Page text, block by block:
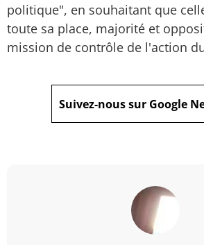
politique", en souhaitant que
toute sa place, majorité et
mission de contrôle de l'action
Suivez-nous sur Google